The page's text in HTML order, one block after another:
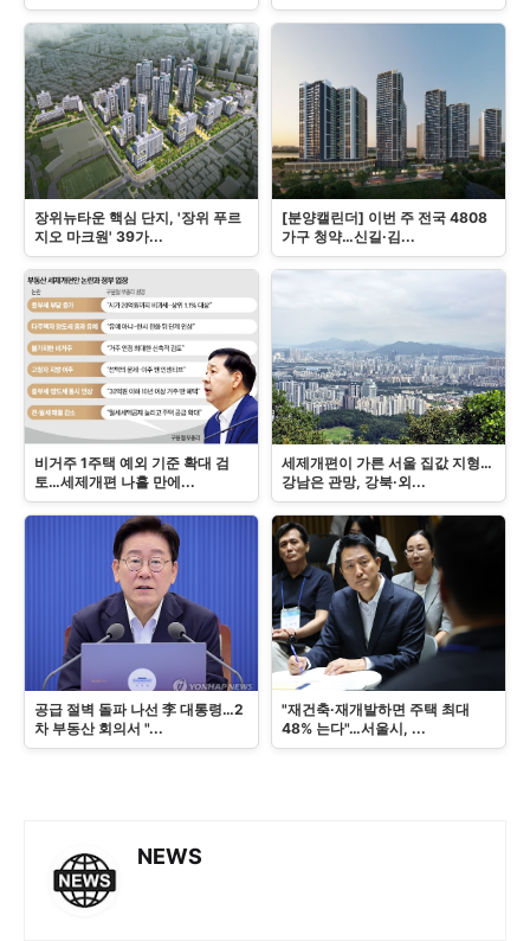
장위뉴타운 핵심 단지, '장위 푸르
지오 마크원' 39가...
[분양캘린더] 이번 주 전국 4808
가구 청약…신길·김...
비거주 1주택 예외 기준 확대 검
토…세제개편 나흘 만에...
세제개편이 가른 서울 집값 지형…
강남은 관망, 강북·외...
공급 절벽 돌파 나선 李 대통령…2
차 부동산 회의서 "...
"재건축·재개발하면 주택 최대
48% 는다"…서울시, ...
NEWS